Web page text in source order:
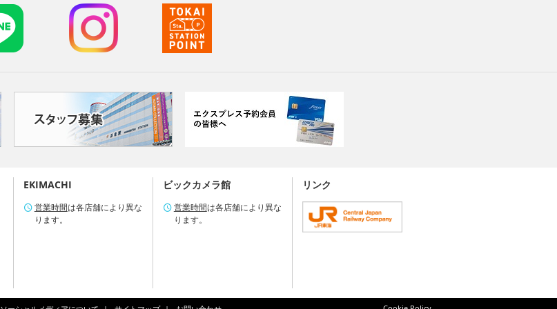
EKIMACHI
営業時間は各店舗により異な
ります。
ビックカメラ館
営業時間は各店舗により異な
ります。
リンク